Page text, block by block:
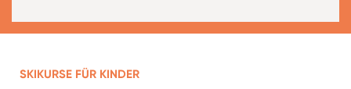
SKIKURSE FÜR KINDER